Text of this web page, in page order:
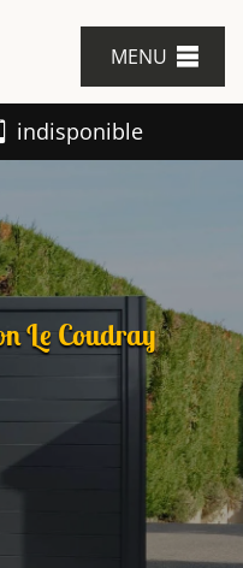
MENU
indisponible
Le Coudray